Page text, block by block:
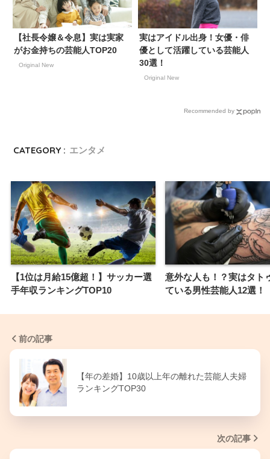
【社長令嬢＆令息】実は実家
がお金持ちの芸能人TOP20
Original New
実はアイドル出身！女優・俳
優として活躍している芸能人
30選！
Original New
Recommended by
CATEGORY : エンタメ
【1位は月給15億超！】サッカー選
手年収ランキングTOP10
意外な人も！？実はタト
ている男性芸能人12選！
前の記事
【年の差婚】10歳以上年の離れた芸能人夫婦
ランキングTOP30
次の記事